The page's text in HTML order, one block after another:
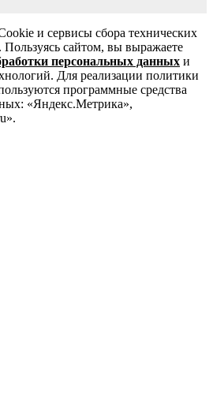
и сервисы сбора технических
Пользуясь сайтом, вы выражаете
персональных данных и
Для реализации политики
программные средства
«Яндекс.Метрика»,